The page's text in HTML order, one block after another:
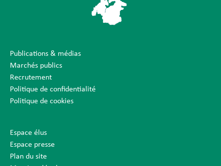
Publications & médias
Marchés publics
Recrutement
Politique de confidentialité
Politique de cookies
Espace élus
Espace presse
Plan du site